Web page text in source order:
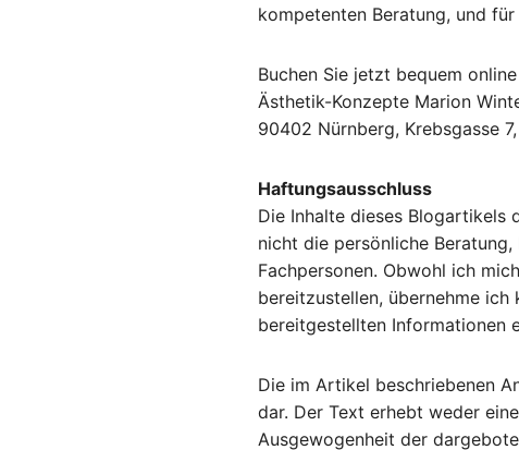
kompetenten Beratung, und
Buchen Sie jetzt bequem
Ästhetik-Konzepte Marion
90402 Nürnberg, Krebsgasse
Haftungsausschluss
Die Inhalte dieses Blogartikels
nicht die persönliche
Fachpersonen. Obwohl ich
bereitzustellen, übernehme
bereitgestellten Informationen
Die im Artikel beschriebenen
dar. Der Text erhebt weder
Ausgewogenheit der